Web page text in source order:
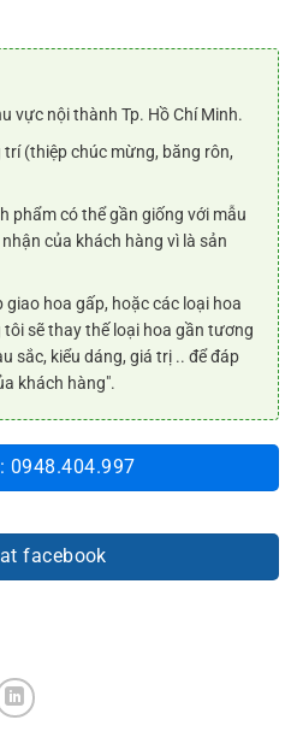
vực nội thành Tp. Hồ Chí Minh.
(thiệp chúc mừng, băng rôn,
phẩm có thể gần giống với mẫu
của khách hàng vì là sản
hoa gấp, hoặc các loại hoa
tôi sẽ thay thế loại hoa gần tương
sắc, kiểu dáng, giá trị .. để đáp
khách hàng".
0948.404.997
facebook